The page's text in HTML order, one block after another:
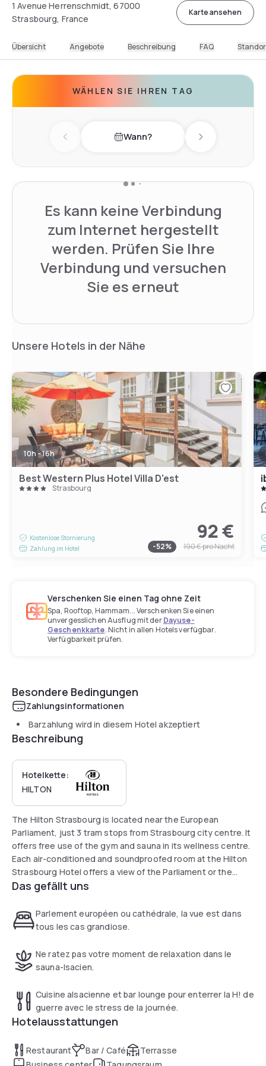
1 Avenue Herrenschmidt, 67000
Strasbourg, France
Karte ansehen
Übersicht Angebote Beschreibung FAQ
WÄHLEN SIE IHREN TAG
Previous day Wann? Next day
Es kann keine Verbindung
zum Internet hergestellt
werden. Prüfen Sie Ihre
Verbindung und versuchen
Sie es erneut
Unsere Hotels in der Nähe
10h - 16h
Best Western Plus Hotel Villa D'est
Strasbourg
Kostenlose Stornierung
Zahlung im Hotel
92 €
-52% 190 €pro Nacht
Verschenken Sie einen Tag ohne Zeit
Spa, Rooftop, Hammam... Verschenken Sie einen
unvergesslichen Ausflug mit derDayuse-
Geschenkkarte. Nicht in allen Hotels verfügbar.
Verfügbarkeit prüfen.
Besondere Bedingungen
Zahlungsinformationen
Barzahlung wird in diesem Hotel akzeptiert
Beschreibung
Hotelkette:
HILTON
The Hilton Strasbourg is located near the European
Parliament, just 3 tram stops from Strasbourg city centre. It
offers free use of the gym and sauna in its wellness centre.
Each air-conditioned and soundproofed room at the Hilton
Strasbourg Hotel offers a view of the Parliament or the
cathedral. Some rooms also have direct access to the
The Carvi restaurant serves Alsatian cuisine and you can
enjoy a drink at the H! Bar & Lounge Each morning you can
The hotel has a 24-hour front desk that provides VIP,
laundry and valet services. There is also a terrace where
restaurant.
Das gefällt uns
Parlement européen ou cathédrale, la vue est dans
tous les cas grandiose.
Ne ratez pas votre moment de relaxation dans le
sauna-lsacien.
Cuisine alsacienne et bar lounge pour enterrer la H! de
guerre avec le stress de la journée.
Hotelausstattungen
Restaurant Bar / Café
Terrasse